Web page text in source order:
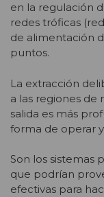
en la regulación
redes tróficas
de alimentación
puntos.
La extracción
a las regiones de
salida es más
forma de operar
Son los sistemas
que podrían
efectivas para